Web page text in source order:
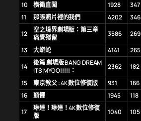
10
橫衝直闖 1928 347
11
那張照片裡的我們 4202 346
12
空之境界劇場版：第三章
痛覺殘留
3586 269
13
大蟒蛇 4141 265
14
後篇 劇場版 BANG DREAM
ITS MYGO!!!!!：
2362 182
15
東京教父 : 4K數位修復版 931 166
16
顫懼 1945 118
17
琳達！琳達！4K數位修復
版
1040 105